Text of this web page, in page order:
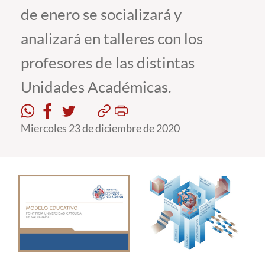
Pregrado
Estudiantes
Académicos
Funcionarios
English
de enero se socializará y
analizará en talleres con los
profesores de las distintas
Unidades Académicas.
Miercoles 23 de diciembre de 2020